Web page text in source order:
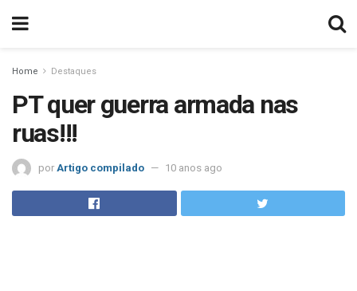
Home Destaques
PT quer guerra armada nas
ruas!!!
por Artigo compilado 10 anos ago